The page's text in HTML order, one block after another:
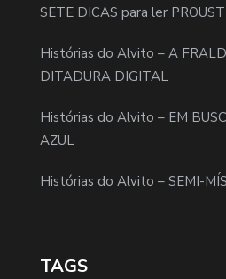
SETE DICAS para ler PROUST
Histórias do Alvito – A
DITADURA DIGITAL
Histórias do Alvito – EM
AZUL
Histórias do Alvito – SEMI-
TAGS